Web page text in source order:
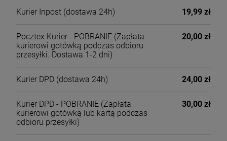
Kurier Inpost (dostawa 24h) 19,99 zł
Pocztex Kurier - POBRANIE (Zapłata
kurierowi gotówką podczas odbioru
przesyłki. Dostawa 1-2 dni)
20,00 zł
Kurier DPD (dostawa 24h) 24,00 zł
Kurier DPD - POBRANIE (Zapłata
kurierowi gotówką lub kartą podczas
odbioru przesyłki)
30,00 zł